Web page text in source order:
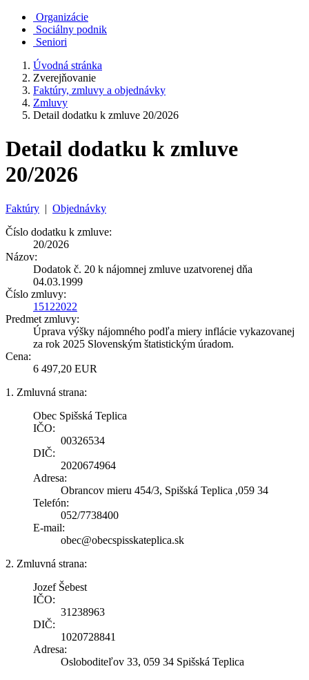
Organizácie
Sociálny podnik
Seniori
Úvodná stránka
Zverejňovanie
Faktúry, zmluvy a objednávky
Zmluvy
Detail dodatku k zmluve 20/2026
Detail dodatku k zmluve
20/2026
Faktúry | Objednávky
Číslo dodatku k zmluve:
20/2026
Názov:
Dodatok č. 20 k nájomnej zmluve uzatvorenej dňa
04.03.1999
Číslo zmluvy:
15122022
Predmet zmluvy:
Úprava výšky nájomného podľa miery inflácie vykazovanej
za rok 2025 Slovenským štatistickým úradom.
Cena:
6 497,20 EUR
1. Zmluvná strana:
Obec Spišská Teplica
IČO:
00326534
DIČ:
2020674964
Adresa:
Obrancov mieru 454/3, Spišská Teplica ,059 34
Telefón:
052/7738400
E-mail:
obec@obecspisskateplica.sk
2. Zmluvná strana:
Jozef Šebest
IČO:
31238963
DIČ:
1020728841
Adresa:
Osloboditeľov 33, 059 34 Spišská Teplica